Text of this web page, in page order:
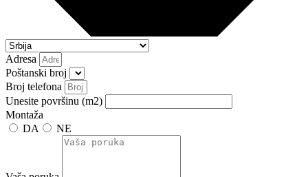
Adresa
Poštanski broj
Broj telefona
Unesite površinu (m2)
Montaža
DA
NE